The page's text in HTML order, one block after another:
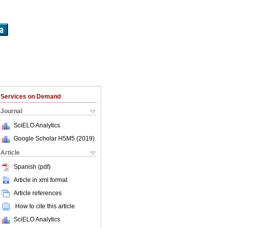
Services on Demand
Journal
SciELO Analytics
Google Scholar H5M5 (2019)
Article
Spanish (pdf)
Article in xml format
Article references
How to cite this article
SciELO Analytics